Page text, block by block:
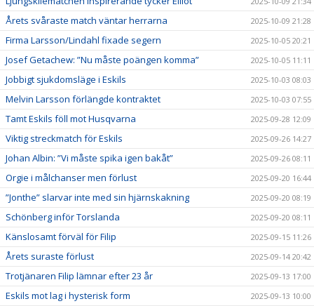
Årets svåraste match väntar herrarna 2025-10-09 21:28
Firma Larsson/Lindahl fixade segern 2025-10-05 20:21
Josef Getachew: ”Nu måste poängen komma” 2025-10-05 11:11
Jobbigt sjukdomsläge i Eskils 2025-10-03 08:03
Melvin Larsson förlängde kontraktet 2025-10-03 07:55
Tamt Eskils föll mot Husqvarna 2025-09-28 12:09
Viktig streckmatch för Eskils 2025-09-26 14:27
Johan Albin: ”Vi måste spika igen bakåt” 2025-09-26 08:11
Orgie i målchanser men förlust 2025-09-20 16:44
”Jonthe” slarvar inte med sin hjärnskakning 2025-09-20 08:19
Schönberg inför Torslanda 2025-09-20 08:11
Känslosamt förväl för Filip 2025-09-15 11:26
Årets suraste förlust 2025-09-14 20:42
Trotjänaren Filip lämnar efter 23 år 2025-09-13 17:00
Eskils mot lag i hysterisk form 2025-09-13 10:00